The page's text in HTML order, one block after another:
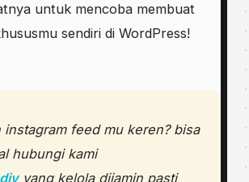
untuk mencoba membuat
sendiri di WordPress!
instagram feed mu keren? bisa
hubungi kami
yang kelola dijamin pasti